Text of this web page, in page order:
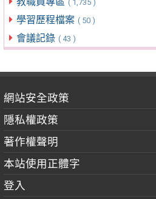
( 1,735 )
學習歷程檔案 ( 50 )
會議記錄 ( 43 )
網站安全政策
隱私權政策
著作權聲明
本站使用正體字
登入